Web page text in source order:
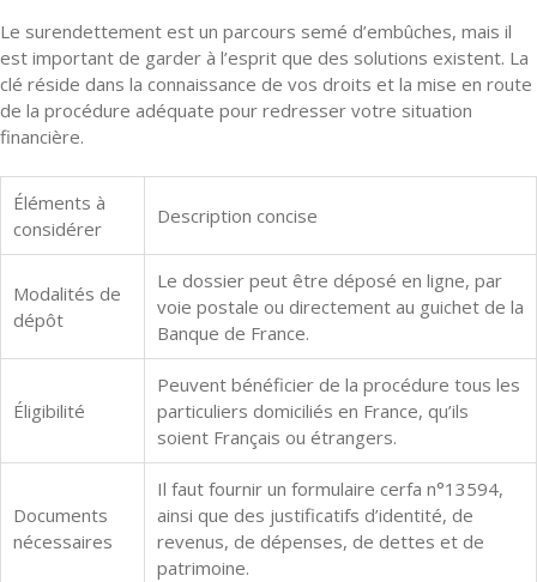
Le surendettement est un parcours semé d’embûches, mais il
est important de garder à l’esprit que des solutions existent. La
clé réside dans la connaissance de vos droits et la mise en route
de la procédure adéquate pour redresser votre situation
financière.
Éléments à
considérer
Description concise
Modalités de
dépôt
Le dossier peut être déposé en ligne, par
voie postale ou directement au guichet de la
Banque de France.
Éligibilité
Peuvent bénéficier de la procédure tous les
particuliers domiciliés en France, qu’ils
soient Français ou étrangers.
Documents
nécessaires
Il faut fournir un formulaire cerfa n°13594,
ainsi que des justificatifs d’identité, de
revenus, de dépenses, de dettes et de
patrimoine.